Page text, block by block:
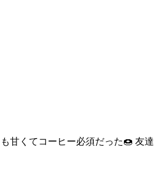
も甘くてコーヒー必須だった🍩 友達